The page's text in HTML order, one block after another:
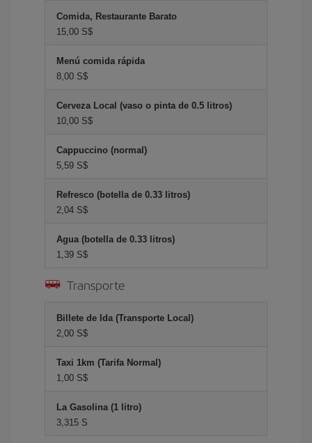
Comida, Restaurante Barato
15,00 S$
Menú comida rápida
8,00 S$
Cerveza Local (vaso o pinta de 0.5 litros)
10,00 S$
Cappuccino (normal)
5,59 S$
Refresco (botella de 0.33 litros)
2,04 S$
Agua (botella de 0.33 litros)
1,39 S$
Transporte
Billete de Ida (Transporte Local)
2,00 S$
Taxi 1km (Tarifa Normal)
1,00 S$
La Gasolina (1 litro)
3,315 S